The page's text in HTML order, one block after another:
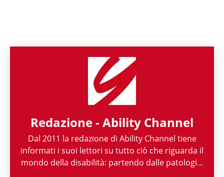
Redazione - Ability Channel
Dal 2011 la redazione di Ability Channel tiene
informati i suoi lettori su tutto ciò che riguarda il
mondo della disabilità: partendo dalle patologie,